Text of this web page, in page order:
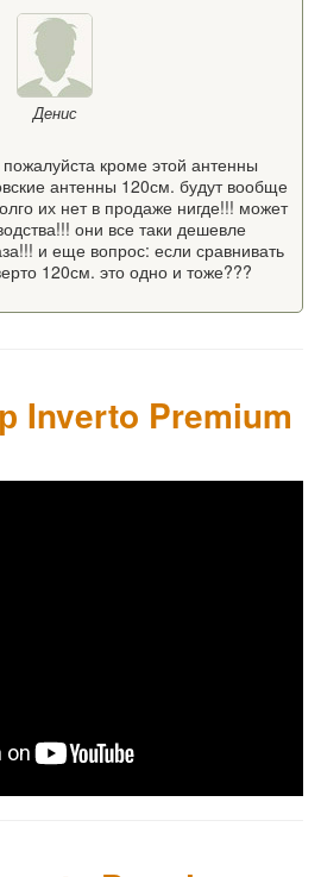
Денис
кроме этой антенны
антенны 120см. будут вообще
их нет в продаже нигде!!! может
они все таки дешевле
и еще вопрос: если сравнивать
120см. это одно и тоже???
Inverto Premium